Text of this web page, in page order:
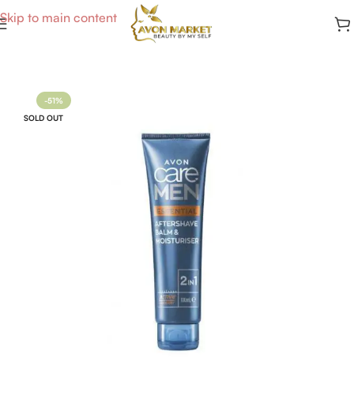
Skip to main content
-51%
SOLD OUT